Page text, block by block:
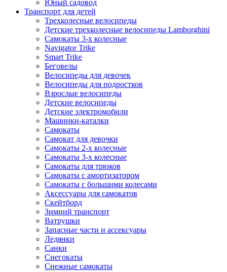
Юный садовод
Транспорт для детей
Трехколесные велосипеды
Детские трехколесные велосипеды Lamborghini
Самокаты 3-х колесные
Navigator Trike
Smart Trike
Беговелы
Велосипеды для девочек
Велосипеды для подростков
Взрослые велосипеды
Детские велосипеды
Детские электромобили
Машинки-каталки
Самокаты
Самокат для девочки
Самокаты 2-х колесные
Самокаты 3-х колесные
Самокаты для трюков
Самокаты с амортизатором
Самокаты с большими колесами
Аксессуары для самокатов
Скейтборд
Зимний транспорт
Ватрушки
Запасные части и ассексуары
Ледянки
Санки
Снегокаты
Снежные самокаты